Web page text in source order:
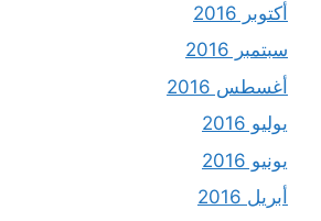
أكتوبر 2016
سبتمبر 2016
أغسطس 2016
يوليو 2016
يونيو 2016
أبريل 2016